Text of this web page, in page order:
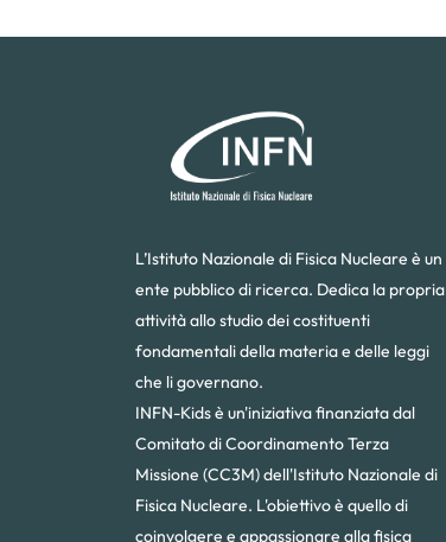
L’Istituto Nazionale di Fisica Nucleare è un
ente pubblico di ricerca. Dedica la propria
attività allo studio dei costituenti
fondamentali della materia e delle leggi
che li governano.
INFN-Kids è un'iniziativa finanziata dal
Comitato di Coordinamento Terza
Missione (CC3M) dell'Istituto Nazionale di
Fisica Nucleare. L'obiettivo è quello di
coinvolgere e appassionare alla fisica